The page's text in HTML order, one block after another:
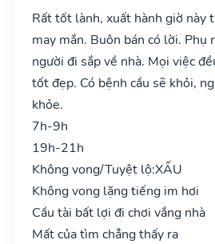
Rất tốt lành, xuất hành giờ này
may mắn. Buôn bán có lời. Phụ
người đi sắp về nhà. Mọi việc
tốt đẹp. Có bệnh cầu sẽ khỏi,
khỏe.
7h-9h
19h-21h
Không vong/Tuyệt lộ:XẤU
Không vong lặng tiếng im hơi
Cầu tài bất lợi đi chơi vắng nhà
Mất của tìm chẳng thấy ra